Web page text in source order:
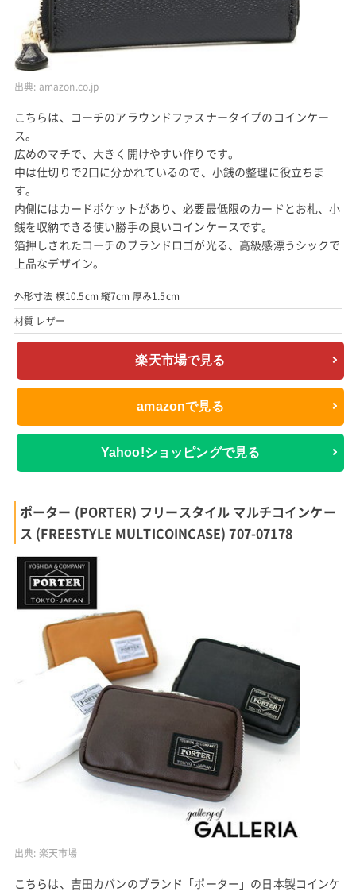
出典: amazon.co.jp
こちらは、コーチのアラウンドファスナータイプのコインケー
ス。
広めのマチで、大きく開けやすい作りです。
中は仕切りで2口に分かれているので、小銭の整理に役立ちま
す。
内側にはカードポケットがあり、必要最低限のカードとお札、小
銭を収納できる使い勝手の良いコインケースです。
箔押しされたコーチのブランドロゴが光る、高級感漂うシックで
上品なデザイン。
外形寸法 横10.5cm 縦7cm 厚み1.5cm
材質 レザー
楽天市場で見る
amazonで見る
Yahoo!ショッピングで見る
ポーター (PORTER) フリースタイル マルチコインケー
ス (FREESTYLE MULTICOINCASE) 707-07178
出典: 楽天市場
こちらは、吉田カバンのブランド「ポーター」の日本製コインケ